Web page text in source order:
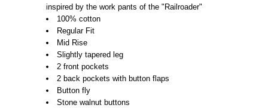
inspired by the work pants of the "Railroader"
100% cotton
Regular Fit
Mid Rise
Slightly tapered leg
2 front pockets
2 back pockets with button flaps
Button fly
Stone walnut buttons